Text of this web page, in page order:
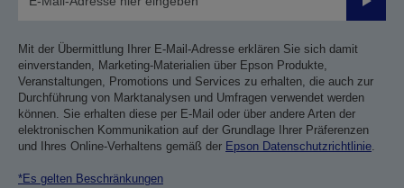
Mit der Übermittlung Ihrer E-Mail-Adresse erklären Sie sich damit
einverstanden, Marketing-Materialien über Epson Produkte,
Veranstaltungen, Promotions und Services zu erhalten, die auch zur
Durchführung von Marktanalysen und Umfragen verwendet werden
können. Sie erhalten diese per E-Mail oder über andere Arten der
elektronischen Kommunikation auf der Grundlage Ihrer Präferenzen
und Ihres Online-Verhaltens gemäß der Epson Datenschutzrichtlinie.
*Es gelten Beschränkungen